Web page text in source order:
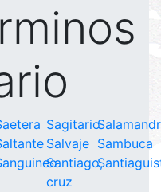
Sagitario
Salvaje Sambuca
Santiago,
cruz